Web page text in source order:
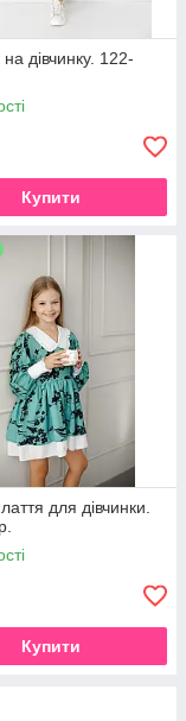
дівчинку. 122-
Купити
для дівчинки.
Купити